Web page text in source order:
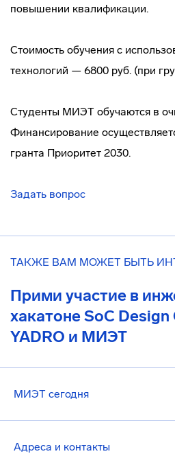
повышении квалификации.
Стоимость обучения с
технологий — 6800 руб. (при
Студенты МИЭТ обучаются в
Финансирование
гранта Приоритет 2030.
Задать вопрос
ТАКЖЕ ВАМ МОЖЕТ БЫТЬ
Прими участие в
хакатоне SoC
YADRO и МИЭТ
МИЭТ сегодня
Адреса и контакты